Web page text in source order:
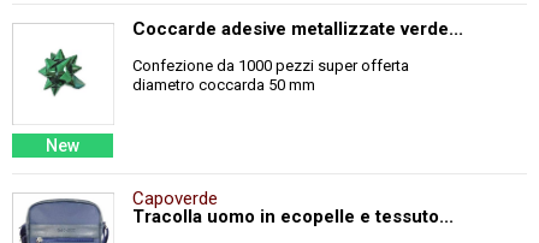
New
Coccarde adesive metallizzate verde...
Confezione da 1000 pezzi super offerta
diametro coccarda 50 mm
Capoverde
Tracolla uomo in ecopelle e tessuto...